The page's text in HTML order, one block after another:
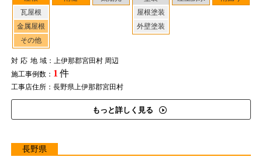
瓦屋根
金属屋根
その他
屋根塗装
外壁塗装
対応地域：上伊那郡宮田村 周辺
施工事例数： 1 件
工事店住所：長野県上伊那郡宮田村
もっと詳しく見る
長野県